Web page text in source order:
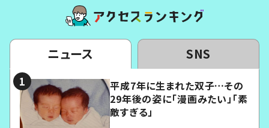
ニュース SNS
平成7年に生まれた双子…その
29年後の姿に「漫画みたい」「素
敵すぎる」